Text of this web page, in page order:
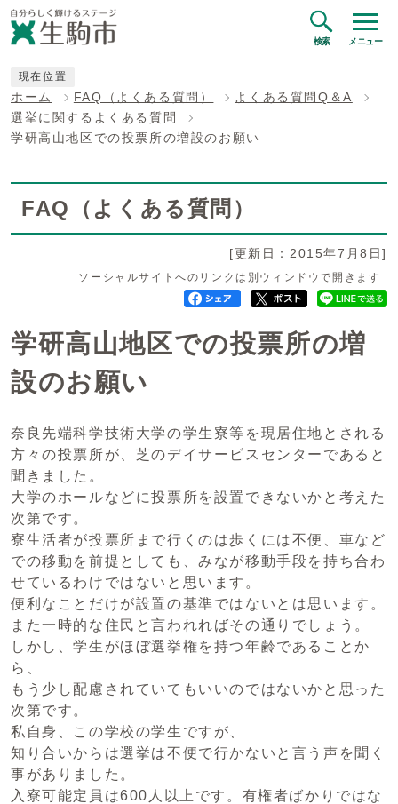
検索 メニュー
現在位置
ホーム FAQ（よくある質問）
よくある質問Q＆A
選挙に関するよくある質問
学研高山地区での投票所の増設のお願い
FAQ（よくある質問）
[更新日：2015年7月8日]
ソーシャルサイトへのリンクは別ウィンドウで開きます
学研高山地区での投票所の増
設のお願い
奈良先端科学技術大学の学生寮等を現居住地とされる
方々の投票所が、芝のデイサービスセンターであると
聞きました。
大学のホールなどに投票所を設置できないかと考えた
次第です。
寮生活者が投票所まで行くのは歩くには不便、車など
での移動を前提としても、みなが移動手段を持ち合わ
せているわけではないと思います。
便利なことだけが設置の基準ではないとは思います。
また一時的な住民と言われればその通りでしょう。
しかし、学生がほぼ選挙権を持つ年齢であることか
ら、
もう少し配慮されていてもいいのではないかと思った
次第です。
私自身、この学校の学生ですが、
知り合いからは選挙は不便で行かないと言う声を聞く
事がありました。
入寮可能定員は600人以上です。有権者ばかりではな